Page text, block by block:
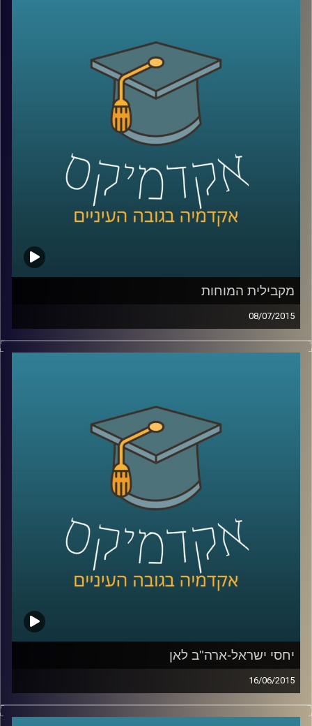
ההתנהגותית והכלים המתמטיים בעזרתם
מתמודדת הכלכלה עם שאלת הרציונליות
וההתנהגות האנושית. ומה מלמד מחקר רב
שנים על מעמד המפלגה בכל הנוגע להבדל בין
העדפת כלכלה שוויונית לבין העניין בהגדלת
קרדיט תמונות:AudioVersity
מקבילית המוחות
08/07/2015
דוקטור נאוה לויט בנון מנהלת את מכון סגול
המוח והמדעים הקשים לבין מדעי החברה. את
אלה היא מתבלת בחדשנות נוספת – שילוב
הממצאים בעבודת שטח עם אנשי חינוך בכדי
לבדוק את ההשפעה של המלצות המחקר על
עוצמת החסינות של רשתות מוחיות של אנשים
קרדיט תמונות:AudioVersity
יחסי ישראל-ארה"ב לאן
16/06/2015
דוקטור אמנון כוורי, מומחה לפוליטיקה